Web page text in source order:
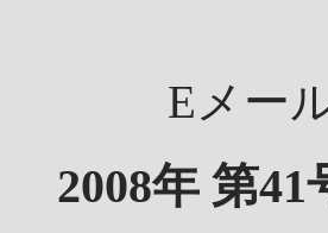
Eメー
2008年 第